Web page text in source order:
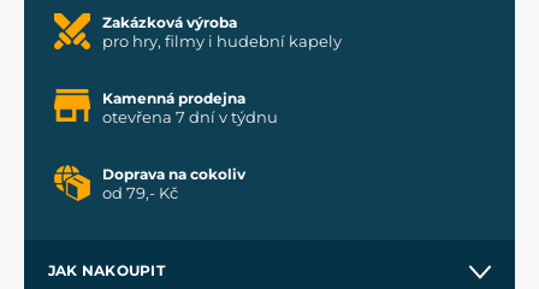
Zakázková výroba
pro hry, filmy i hudební kapely
Kamenná prodejna
otevřena 7 dní v týdnu
Doprava na cokoliv
od 79,- Kč
JAK NAKOUPIT